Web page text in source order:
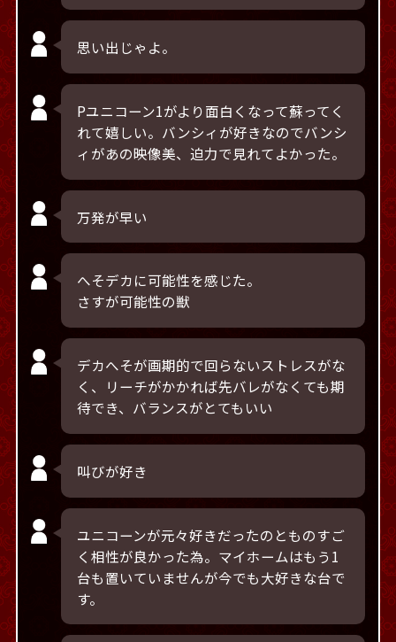
思い出じゃよ。
Pユニコーン1がより面白くなって蘇ってく
れて嬉しい。バンシィが好きなのでバンシ
ィがあの映像美、迫力で見れてよかった。
万発が早い
へそデカに可能性を感じた。
さすが可能性の獣
デカへそが画期的で回らないストレスがな
く、リーチがかかれば先バレがなくても期
待でき、バランスがとてもいい
叫びが好き
ユニコーンが元々好きだったのとものすご
く相性が良かった為。マイホームはもう1
台も置いていませんが今でも大好きな台で
す。